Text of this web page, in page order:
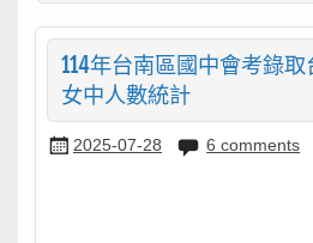
114年台南區國中會考錄
女中人數統計
2025-07-28 6 comments